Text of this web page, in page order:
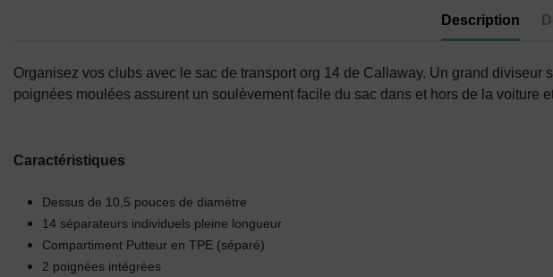
Description
Organisez vos clubs avec le sac de transport org 14 de Callaway. Un grand
poignées moulées assurent un soulèvement facile du sac dans et hors de la voiture
Caractéristiques
Dessus de 10,5 pouces de diamètre
14 séparateurs individuels pleine longueur
Compartiment Putteur en TPE (séparé)
2 poignées intégrées